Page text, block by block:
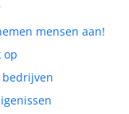
mensen aan!
op
bedrijven